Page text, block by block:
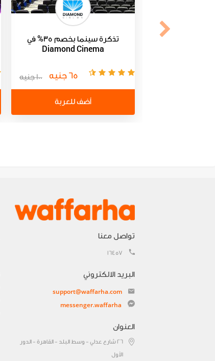
تذكرة سينما بخصم 35% في
Diamond Cinema
65 جنيه 100 جنيه
أضف للعربة
تواصل معنا
16457
البريد الالكتروني
support@waffarha.com
messenger.waffarha
العنوان
٢٦ شارع عدلي - وسط البلد - القاهرة - الدور
الأول